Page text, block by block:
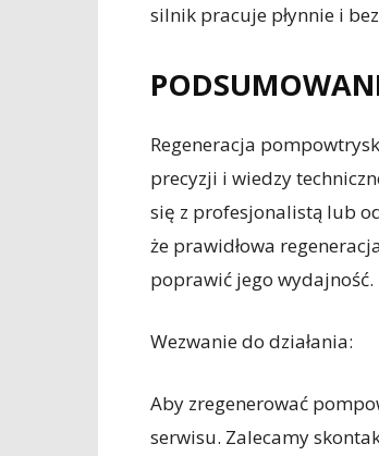
silnik pracuje płynnie i bez
Regeneracja
precyzji i wiedzy
się z profesjonalistą lub
że prawidłowa
poprawić jego wydajność.
Wezwanie do działania:
Aby zregenerować
serwisu. Zalecamy